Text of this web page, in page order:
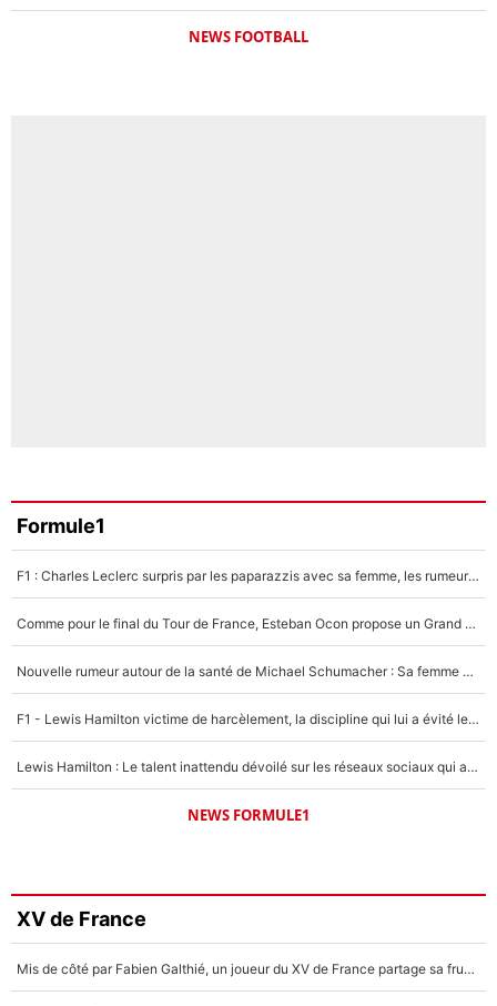
NEWS FOOTBALL
Formule1
F1 : Charles Leclerc surpris par les paparazzis avec sa femme, les rumeurs étaient vraies !
Comme pour le final du Tour de France, Esteban Ocon propose un Grand Prix de Formule 1 à Paris : «Autour de l’Arc de Triomphe, ce serait génial» !
Nouvelle rumeur autour de la santé de Michael Schumacher : Sa femme Corinna sort du silence
F1 - Lewis Hamilton victime de harcèlement, la discipline qui lui a évité le pire : «J'aurais probablement mal tourné»
Lewis Hamilton : Le talent inattendu dévoilé sur les réseaux sociaux qui a impressionné Kim Kardashian pendant leurs vacances en amoureux !
NEWS FORMULE1
XV de France
Mis de côté par Fabien Galthié, un joueur du XV de France partage sa frustration : «ils ne me l’ont pas dit tout de suite»